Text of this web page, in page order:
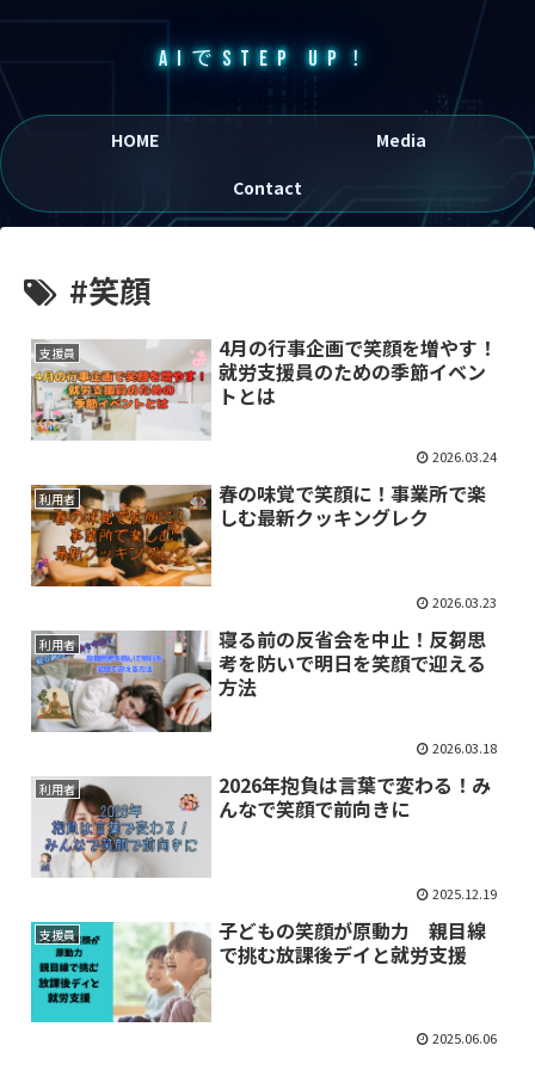
AIでSTEP UP！
HOME
Media
Contact
#笑顔
支援員
4月の行事企画で笑顔を増やす！
就労支援員のための季節イベン
トとは
2026.03.24
利用者
春の味覚で笑顔に！事業所で楽
しむ最新クッキングレク
2026.03.23
利用者
寝る前の反省会を中止！反芻思
考を防いで明日を笑顔で迎える
方法
2026.03.18
利用者
2026年抱負は言葉で変わる！み
んなで笑顔で前向きに
2025.12.19
支援員
子どもの笑顔が原動力 親目線
で挑む放課後デイと就労支援
2025.06.06